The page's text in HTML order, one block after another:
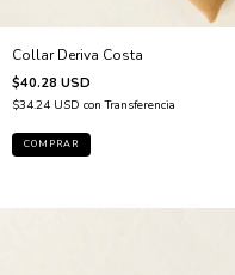
Collar Deriva Costa
$40.28 USD
$34.24 USD con Transferencia